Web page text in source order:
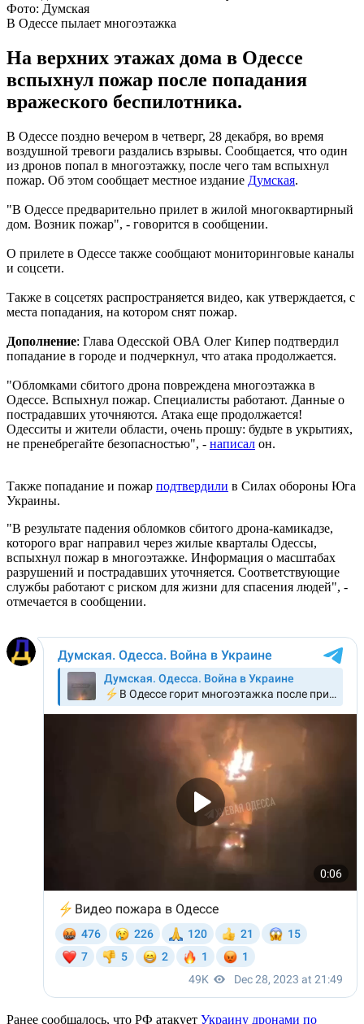
Фото: Думская
В Одессе пылает многоэтажка
На верхних этажах дома в Одессе
вспыхнул пожар после попадания
вражеского беспилотника.
В Одессе поздно вечером в четверг, 28 декабря, во время
воздушной тревоги раздались взрывы. Сообщается, что один
из дронов попал в многоэтажку, после чего там вспыхнул
пожар. Об этом сообщает местное издание Думская.
"В Одессе предварительно прилет в жилой многоквартирный
дом. Возник пожар", - говорится в сообщении.
О прилете в Одессе также сообщают мониторинговые каналы
и соцсети.
Также в соцсетях распространяется видео, как утверждается, с
места попадания, на котором снят пожар.
Дополнение: Глава Одесской ОВА Олег Кипер подтвердил
попадание в городе и подчеркнул, что атака продолжается.
"Обломками сбитого дрона повреждена многоэтажка в
Одессе. Вспыхнул пожар. Специалисты работают. Данные о
пострадавших уточняются. Атака еще продолжается!
Одесситы и жители области, очень прошу: будьте в укрытиях,
не пренебрегайте безопасностью", - написал он.
Также попадание и пожар подтвердили в Силах обороны Юга
Украины.
"В результате падения обломков сбитого дрона-камикадзе,
которого враг направил через жилые кварталы Одессы,
вспыхнул пожар в многоэтажке. Информация о масштабах
разрушений и пострадавших уточняется. Соответствующие
службы работают с риском для жизни для спасения людей", -
отмечается в сообщении.
Ранее сообщалось, что РФ атакует Украину дронами по